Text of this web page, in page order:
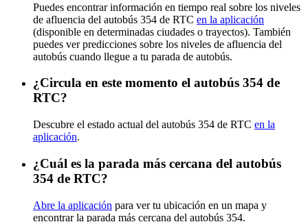
Puedes encontrar información en tiempo real sobre los niveles
de afluencia del autobús 354 de RTC en la aplicación
(disponible en determinadas ciudades o trayectos). También
puedes ver predicciones sobre los niveles de afluencia del
autobús cuando llegue a tu parada de autobús.
¿Circula en este momento el autobús 354 de
RTC?
Descubre el estado actual del autobús 354 de RTC en la
aplicación.
¿Cuál es la parada más cercana del autobús
354 de RTC?
Abre la aplicación para ver tu ubicación en un mapa y
encontrar la parada más cercana del autobús 354.